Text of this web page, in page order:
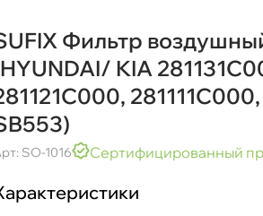
Фильтр
KIA
SO-1016 Сертифицированный
281131C000, 281121C000,